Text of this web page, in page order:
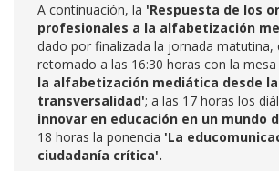
A continuación, la 'Respuesta de los
profesionales a la alfabetización
dado por finalizada la jornada matutina,
retomado a las 16:30 horas con la mesa
la alfabetización mediática desde la
transversalidad'; a las 17 horas los
innovar en educación en un mundo
18 horas la ponencia 'La
ciudadanía crítica'.